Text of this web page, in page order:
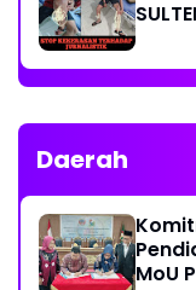
Daerah
MoU